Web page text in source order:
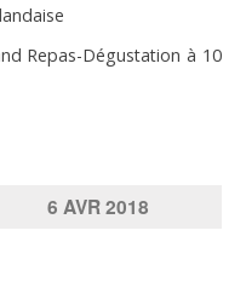
Repas-Dégustation à 10
6 AVR2018